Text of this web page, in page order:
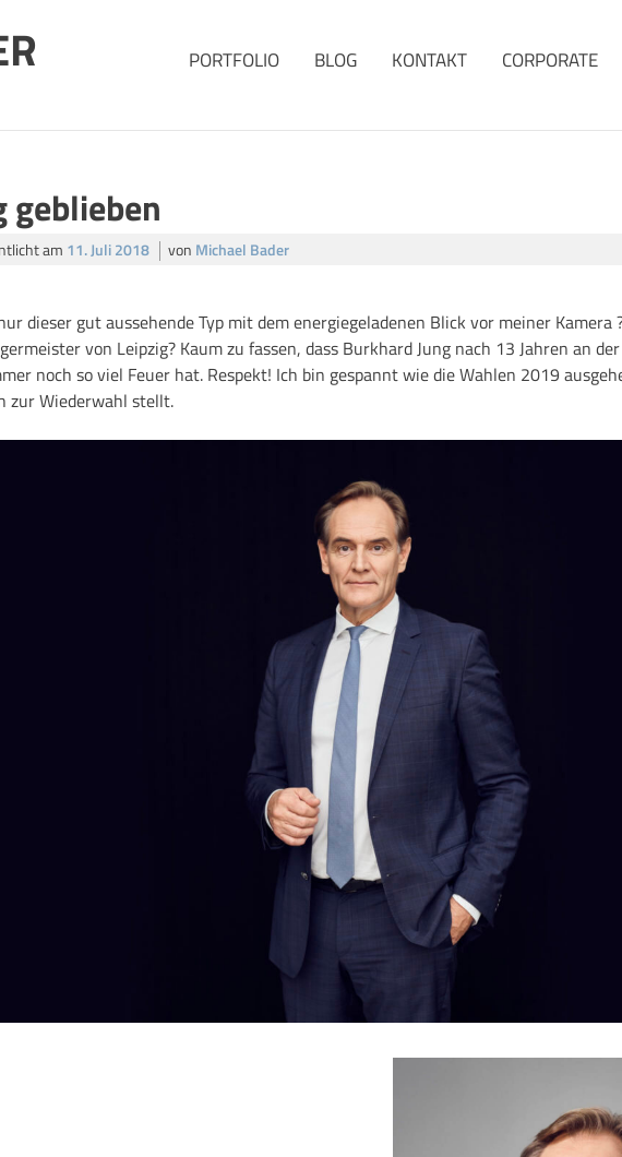
PORTFOLIO BLOG KONTAKT CORPORATE
geblieben
am 11. Juli 2018 von Michael Bader
dieser gut aussehende Typ mit dem energiegeladenen Blick vor meiner Kamera
von Leipzig? Kaum zu fassen, dass Burkhard Jung nach 13 Jahren an
noch so viel Feuer hat. Respekt! Ich bin gespannt wie die Wahlen 2019
zur Wiederwahl stellt.